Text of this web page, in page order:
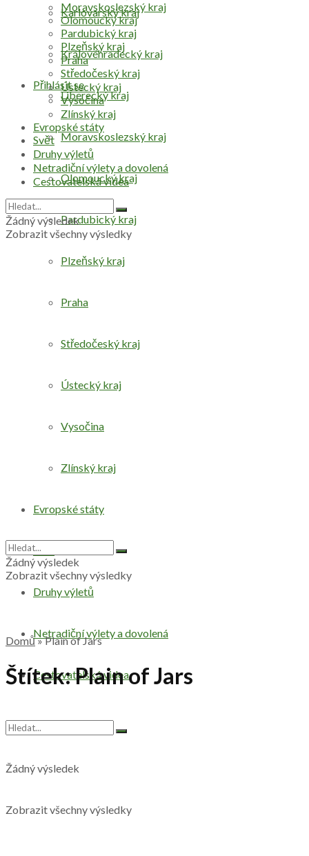
Přihlásit se
Karlovarský kraj
Královéhradecký kraj
Liberecký kraj
Moravskoslezský kraj
Olomoucký kraj
Pardubický kraj
Plzeňský kraj
Praha
Středočeský kraj
Ústecký kraj
Vysočina
Zlínský kraj
Evropské státy
Svět
Druhy výletů
Netradiční výlety a dovolená
Cestovatelská videa
Žádný výsledek
Zobrazit všechny výsledky
Moravskoslezský kraj
Olomoucký kraj
Pardubický kraj
Plzeňský kraj
Praha
Středočeský kraj
Ústecký kraj
Vysočina
Zlínský kraj
Evropské státy
Svět
Druhy výletů
Netradiční výlety a dovolená
Cestovatelská videa
Žádný výsledek
Zobrazit všechny výsledky
Žádný výsledek
Zobrazit všechny výsledky
Domů»Plain of Jars
Štítek:Plain of Jars